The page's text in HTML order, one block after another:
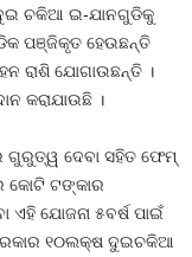
ଦୁଇ ଚକିଆ ଇ-ଯାନଗୁଡିକୁ
ପଞ୍ଜିକୃତ ହେଉଛନ୍ତି
ରାଶି ଯୋଗାଉଛନ୍ତି ।
କରାଯାଉଛି ।
ଗୁରୁତ୍ୱ ଦେବା ସହିତ ଫେମ୍‍
କୋଟି ଟଙ୍କାର
ଯୋଜନା ୫ବର୍ଷ ପାଇଁ
୧୦ଲକ୍ଷ ଦୁଇଚକିଆ